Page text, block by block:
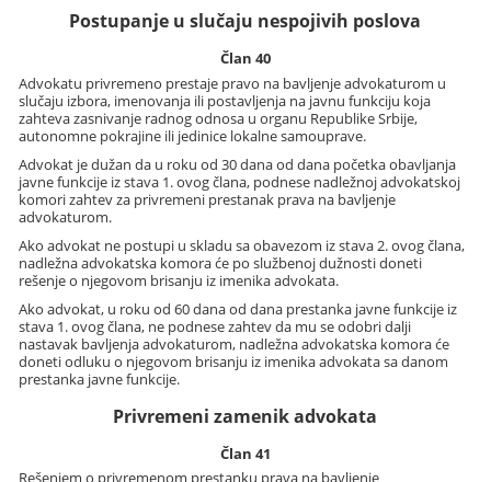
Postupanje u slučaju nespojivih poslova
Član 40
Advokatu privremeno prestaje pravo na bavljenje advokaturom u
slučaju izbora, imenovanja ili postavljenja na javnu funkciju koja
zahteva zasnivanje radnog odnosa u organu Republike Srbije,
autonomne pokrajine ili jedinice lokalne samouprave.
Advokat je dužan da u roku od 30 dana od dana početka obavljanja
javne funkcije iz stava 1. ovog člana, podnese nadležnoj advokatskoj
komori zahtev za privremeni prestanak prava na bavljenje
advokaturom.
Ako advokat ne postupi u skladu sa obavezom iz stava 2. ovog člana,
nadležna advokatska komora će po službenoj dužnosti doneti
rešenje o njegovom brisanju iz imenika advokata.
Ako advokat, u roku od 60 dana od dana prestanka javne funkcije iz
stava 1. ovog člana, ne podnese zahtev da mu se odobri dalji
nastavak bavljenja advokaturom, nadležna advokatska komora će
doneti odluku o njegovom brisanju iz imenika advokata sa danom
prestanka javne funkcije.
Privremeni zamenik advokata
Član 41
Rešenjem o privremenom prestanku prava na bavljenje